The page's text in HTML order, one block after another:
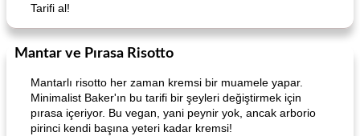
Tarifi al!
Mantar ve Pırasa Risotto
Mantarlı risotto her zaman kremsi bir muamele yapar.
Minimalist Baker'ın bu tarifi bir şeyleri değiştirmek için
pırasa içeriyor. Bu vegan, yani peynir yok, ancak arborio
pirinci kendi başına yeteri kadar kremsi!